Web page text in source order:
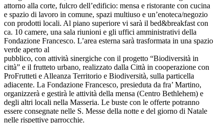
attorno alla corte, fulcro dell’edificio: mensa e ristorante con cucina
e spazio di lavoro in comune, spazi multiuso e un’enoteca/negozio
con prodotti locali. Al piano superiore vi sarà il bed&breakfast con
ca. 10 camere, una sala riunioni e gli uffici amministrativi della
Fondazione Francesco. L’area esterna sarà trasformata in una spazio
verde aperto al
pubblico, con attività sinergiche con il progetto “Biodiversità in
città” e il frutteto urbano, realizzato dalla Città in cooperazione con
ProFrutteti e Alleanza Territorio e Biodiversità, sulla particella
adiacente. La Fondazione Francesco, presieduta da fra’ Martino,
organizzerà e gestirà le attività della mensa (Centro Bethlehem) e
degli altri locali nella Masseria. Le buste con le offerte potranno
essere consegnate nelle S. Messe della notte e del giorno di Natale
nelle rispettive parrocchie.